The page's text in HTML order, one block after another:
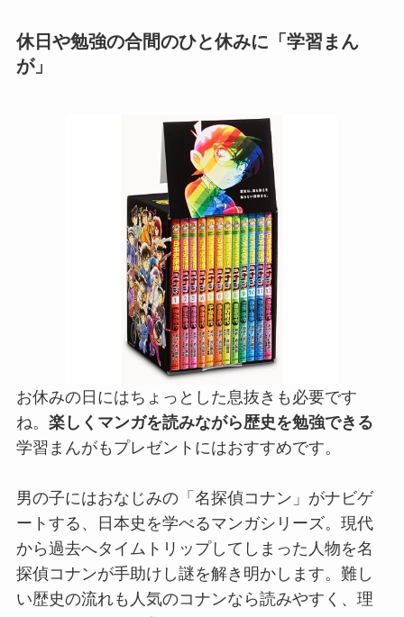
休日や勉強の合間のひと休みに「学習まん
が」
お休みの日にはちょっとした息抜きも必要です
ね。 楽しくマンガを読みながら歴史を勉強できる
学習まんがもプレゼントにはおすすめです。
男の子にはおなじみの「名探偵コナン」がナビゲ
ートする、日本史を学べるマンガシリーズ。現代
から過去へタイムトリップしてしまった人物を名
探偵コナンが手助けし謎を解き明かします。難し
い歴史の流れも人気のコナンなら読みやすく、理